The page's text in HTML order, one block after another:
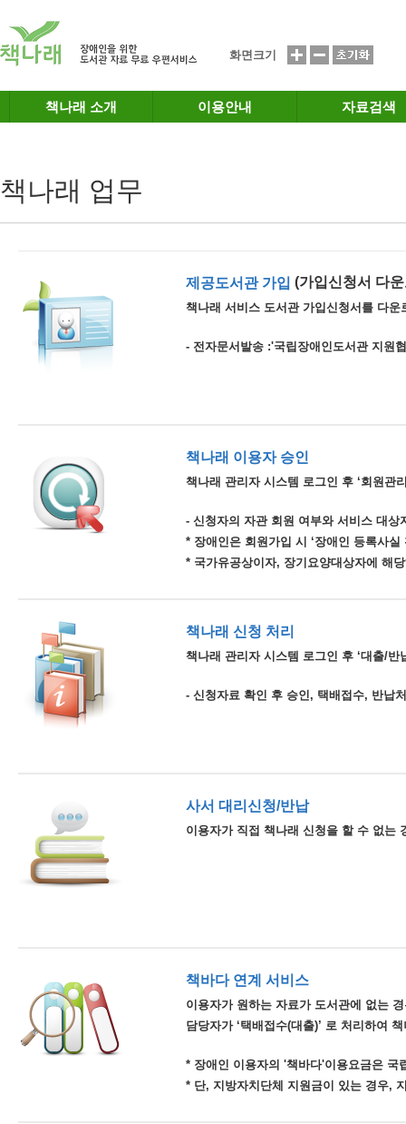
화면크기
책나래 소개 이용안내 자료검색
책나래 업무
제공도서관 가입 (가입신청서 다
책나래 서비스 도서관 가입신청서를 다
- 전자문서발송 :'국립장애인도서관 지원
책나래 이용자 승인
책나래 관리자 시스템 로그인 후 ‘회원관
- 신청자의 자관 회원 여부와 서비스 대상
* 장애인은 회원가입 시 ‘장애인 등록사
* 국가유공상이자, 장기요양대상자에 해
책나래 신청 처리
책나래 관리자 시스템 로그인 후 ‘대출/반
- 신청자료 확인 후 승인, 택배접수, 반납
사서 대리신청/반납
이용자가 직접 책나래 신청을 할 수 없는
책바다 연계 서비스
이용자가 원하는 자료가 도서관에 없는
담당자가 ‘택배접수(대출)’ 로 처리하여
* 장애인 이용자의 '책바다'이용요금은 국
* 단, 지방자치단체 지원금이 있는 경우,